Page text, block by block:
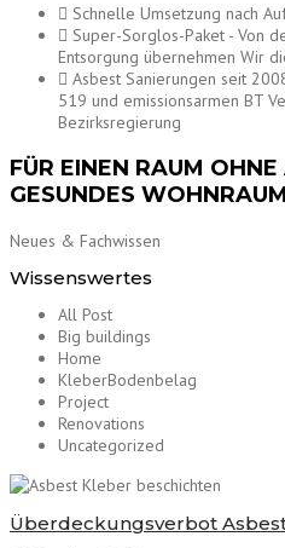
Schnelle Umsetzung nach
Super-Sorglos-Paket - Von
Entsorgung übernehmen Wir
Asbest Sanierungen seit
519 und emissionsarmen BT
Bezirksregierung
FÜR EINEN RAUM
GESUNDES WOHNRAUM
Neues & Fachwissen
Wissenswertes
All Post
Big buildings
Home
KleberBodenbelag
Project
Renovations
Uncategorized
Überdeckungsverbot